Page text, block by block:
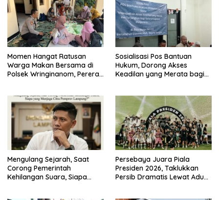
k p
Momen Hangat Ratusan
Warga Makan Bersama di
Polsek Wringinanom, Pererat
Sosialisasi Pos Bantuan
Hukum, Dorong Akses
Keadilan yang Merata bagi
Mengulang Sejarah, Saat
Corong Pemerintah
Kehilangan Suara, Siapa
Persebaya Juara Piala
Presiden 2026, Taklukkan
Persib Dramatis Lewat Adu